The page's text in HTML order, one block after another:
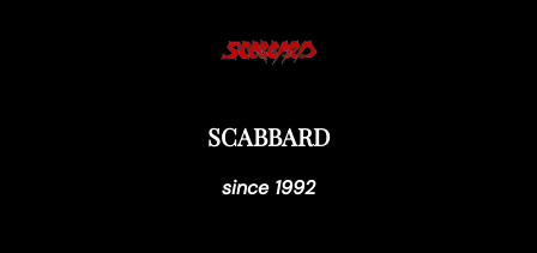
SCABBARD
since 1992